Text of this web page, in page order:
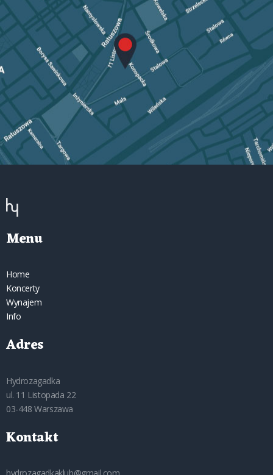
Menu
Home
Koncerty
Wynajem
Info
Adres
Hydrozagadka
ul. 11 Listopada 22
03-448 Warszawa
Kontakt